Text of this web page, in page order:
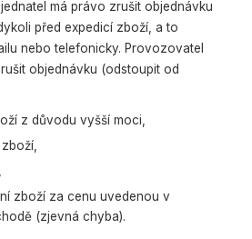
má právo zrušit objednávku
před expedicí zboží, a to
nebo telefonicky. Provozovatel
objednávku (odstoupit od
z důvodu vyšší moci,
zboží za cenu uvedenou v
(zjevná chyba).